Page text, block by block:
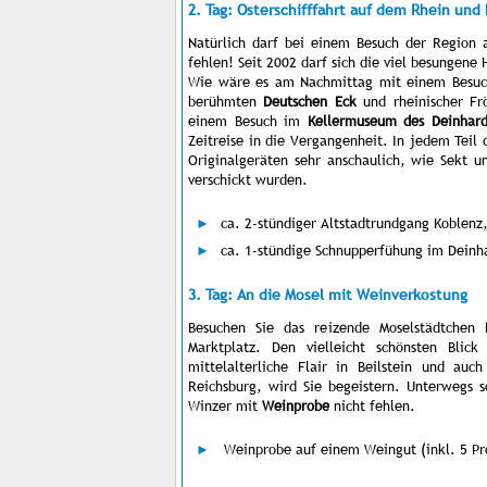
2. Tag: Osterschifffahrt auf dem Rhein
Natürlich darf bei einem Besuch der Region
fehlen! Seit 2002 darf sich die viel besungene
Wie wäre es am Nachmittag mit einem
berühmten Deutschen Eckund rheinischer
einem Besuch im Kellermuseum des
Zeitreise in die Vergangenheit. In jedem Teil
Originalgeräten sehr anschaulich, wie Sekt
verschickt wurden.
ca. 2-stündiger Altstadtrundgang
ca. 1-stündige Schnupperfühung im
3. Tag: An die Mosel mit Weinverkostung
Besuchen Sie das reizende Moselstädtchen
Marktplatz. Den vielleicht schönsten
mittelalterliche Flair in Beilstein und
Reichsburg, wird Sie begeistern.
Winzer mit Weinprobenicht fehlen.
Weinprobe auf einem Weingut (inkl. 5